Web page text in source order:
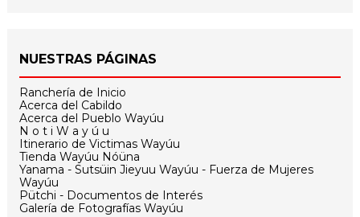
NUESTRAS PÁGINAS
Ranchería de Inicio
Acerca del Cabildo
Acerca del Pueblo Wayúu
N o t i W a y ú u
Itinerario de Victimas Wayúu
Tienda Wayúu Nóüna
Yanama - Sutsüin Jieyuu Wayúu - Fuerza de Mujeres
Wayúu
Pütchi - Documentos de Interés
Galería de Fotografías Wayúu